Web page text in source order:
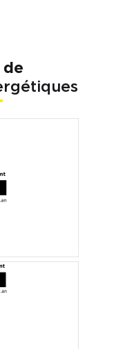
de